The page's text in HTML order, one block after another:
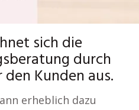
sich die
durch
Kunden aus.
erheblich dazu